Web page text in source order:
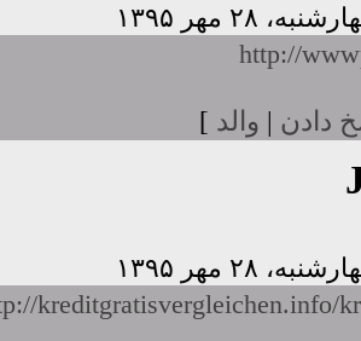
http://
دادن | والد ]
kreditgratisvergleichen.info/